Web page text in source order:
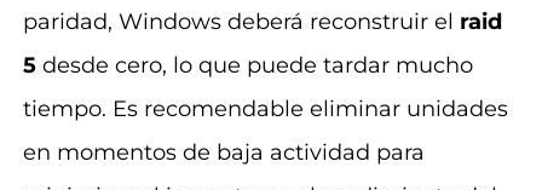
paridad, Windows deberá reconstruir el raid
5desde cero, lo que puede tardar mucho
tiempo. Es recomendable eliminar unidades
en momentos de baja actividad para